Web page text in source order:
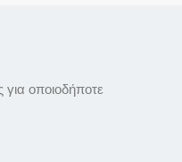
για οποιοδήποτε